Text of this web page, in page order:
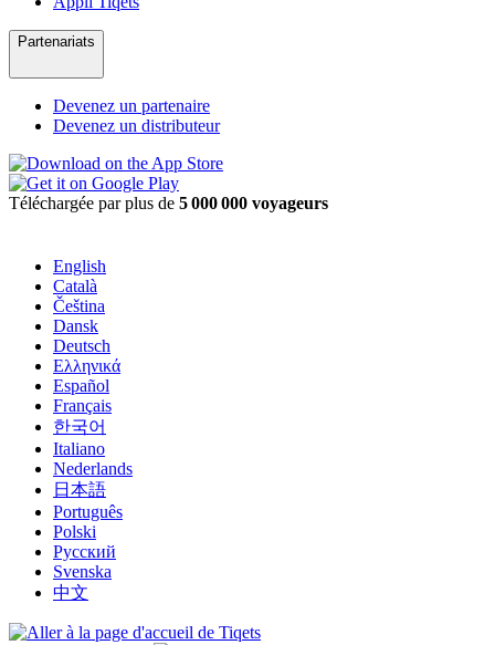
Partenariats
Devenez un partenaire
Devenez un distributeur
Téléchargée par plus de 5 000 000 voyageurs
English
Català
Čeština
Dansk
Deutsch
Ελληνικά
Español
Français
한국어
Italiano
Nederlands
日本語
Português
Polski
Русский
Svenska
中文